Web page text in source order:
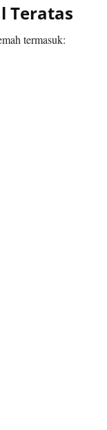
Teratas
termasuk: